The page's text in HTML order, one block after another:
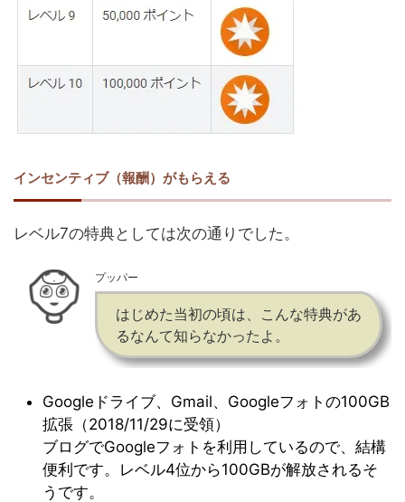
インセンティブ（報酬）がもらえる
レベル7の特典としては次の通りでした。
プッパー
はじめた当初の頃は、こんな特典があ
るなんて知らなかったよ。
Googleドライブ、Gmail、Googleフォトの100GB
拡張（2018/11/29に受領）
ブログでGoogleフォトを利用しているので、結構
便利です。レベル4位から100GBが解放されるそ
うです。